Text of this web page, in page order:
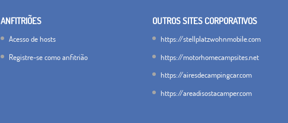
ANFITRIÕES
Acesso de hosts
Registre-se como anfitrião
OUTROS SITES CORPORATIVOS
https://stellplatzwohnmobile.com
https://motorhomecampsites.net
https://airesdecampingcar.com
https://areadisostacamper.com